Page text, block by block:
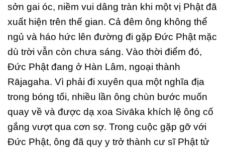
sởn gai óc, niềm vui dâng tràn khi một vị Phật đã
xuất hiện trên thế gian. Cả đêm ông không thể
ngủ và háo hức lên đường đi gặp Đức Phật mặc
dù trời vẫn còn chưa sáng. Vào thời điểm đó,
Đức Phật đang ở Hàn Lâm, ngoại thành
Rājagaha. Vì phải đi xuyên qua một nghĩa địa
trong bóng tối, nhiều lần ông chùn bước muốn
quay về và được dạ xoa Sivāka khích lệ ông cố
gắng vượt qua cơn sợ. Trong cuộc gặp gỡ với
Đức Phật, ông đã quy y trở thành cư sĩ Phật tử